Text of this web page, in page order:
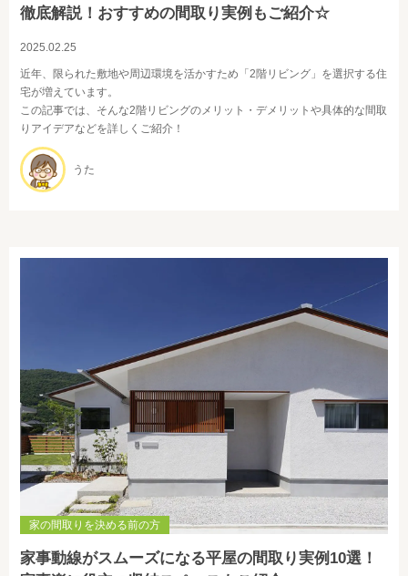
徹底解説！おすすめの間取り実例もご紹介☆
2025.02.25
近年、限られた敷地や周辺環境を活かすため「2階リビング」を選択する住
宅が増えています。
この記事では、そんな2階リビングのメリット・デメリットや具体的な間取
りアイデアなどを詳しくご紹介！
うた
家の間取りを決める前の方
家事動線がスムーズになる平屋の間取り実例10選！